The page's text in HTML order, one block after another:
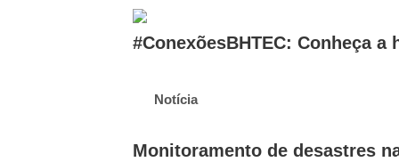
#ConexõesBHTEC: Conheça
Notícia
Monitoramento de desastres